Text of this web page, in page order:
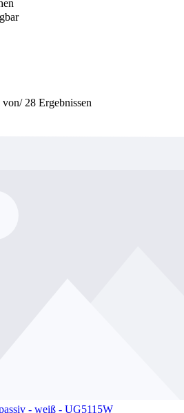
von/28 Ergebnissen
- weiß - UG5115W